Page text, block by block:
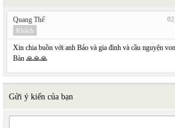
Quang Thế
Khách
Xin chia buồn với anh Bảo và gia đình và cầu nguyện
Bàn 🙏🙏🙏
Gửi ý kiến của bạn